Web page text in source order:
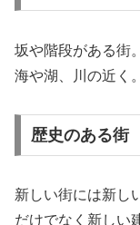
坂や階段がある街
海や湖、川の近く。
歴史のある街
新しい街には新し
だけでなく新しい